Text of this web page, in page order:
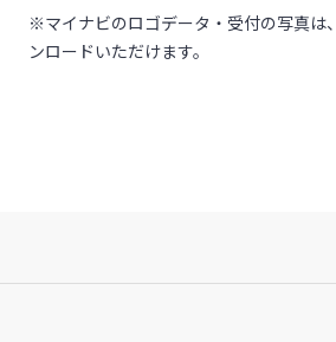
※マイナビのロゴデータ・受付の写真は、
ンロードいただけます。